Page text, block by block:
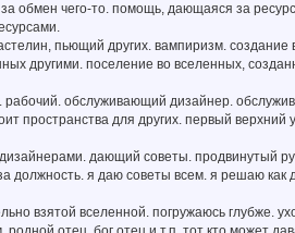
обмен чего-то. помощь, дающаяся за
пьющий других. вампиризм.
другими. поселение во вселенных,
обслуживающий дизайнер.
пространства для других. первый
дающий советы. продвинутый
должность. я даю советы всем. я решаю как
взятой вселенной. погружаюсь глубже.